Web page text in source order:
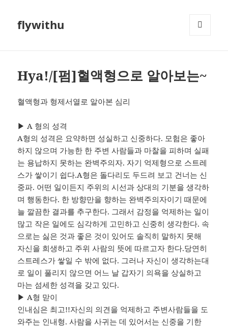
flywithu
Hya!/[펌]혈액형으로 알아보는~
혈액형과 형제서열로 알아본 심리
▶ A 형의 성격
A형의 성격은 요약하면 성실하고 신중하다. 모험은 좋아
하지 않으며 가능한 한 주변 사람들과 마찰을 피하며 실패
는 용납하지 못하는 완벽주의자. 자기 억제형으로 스트레
스가 쌓이기 쉽다.A형은 돌다리도 두드려 보고 건너는 신
중파. 어떤 일이든지 주위의 시선과 상대의 기분을 생각하
며 행동한다. 한 방향만을 향하는 완벽주의자이기 때문에
늘 깔끔한 결과를 추구한다. 그래서 감정을 억제하는 일이
많고 작은 일에도 심각하게 고민하고 신중히 생각한다. 속
으로는 싫은 것과 좋은 것이 있어도 솔직히 말하지 못해
자신을 희생하고 주위 사람의 뜻에 따르고자 한다.당연히
스트레스가 쌓일 수 밖에 없다. 그러나 자신이 생각하는대
로 일이 풀리지 않으면 어느 날 갑자기 의욕을 상실하고
마는 섬세한 성격을 갖고 있다.
▶ A형 맏이
인내심은 최고!!자신의 의견을 억제하고 주변사람들을 도
와주는 인내형. 사람을 사귀는 데 있어서는 신중을 기한